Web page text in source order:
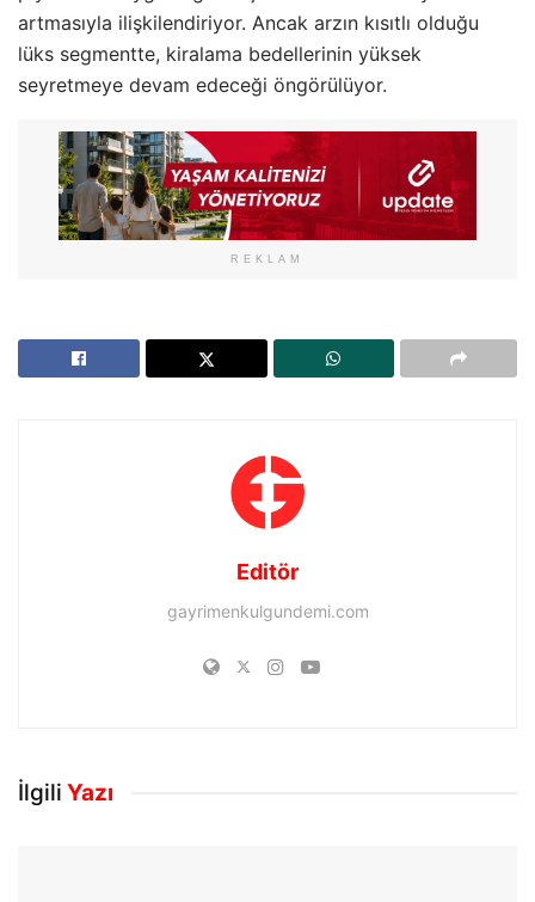
artmasıyla ilişkilendiriyor. Ancak arzın kısıtlı olduğu
lüks segmentte, kiralama bedellerinin yüksek
seyretmeye devam edeceği öngörülüyor.
REKLAM
Editör
gayrimenkulgundemi.com
İlgili Yazı